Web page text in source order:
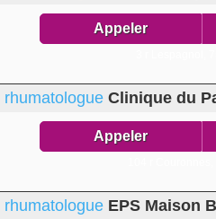
Appeler
rhumatologue Clinique du
Appeler
rhumatologue EPS Maison